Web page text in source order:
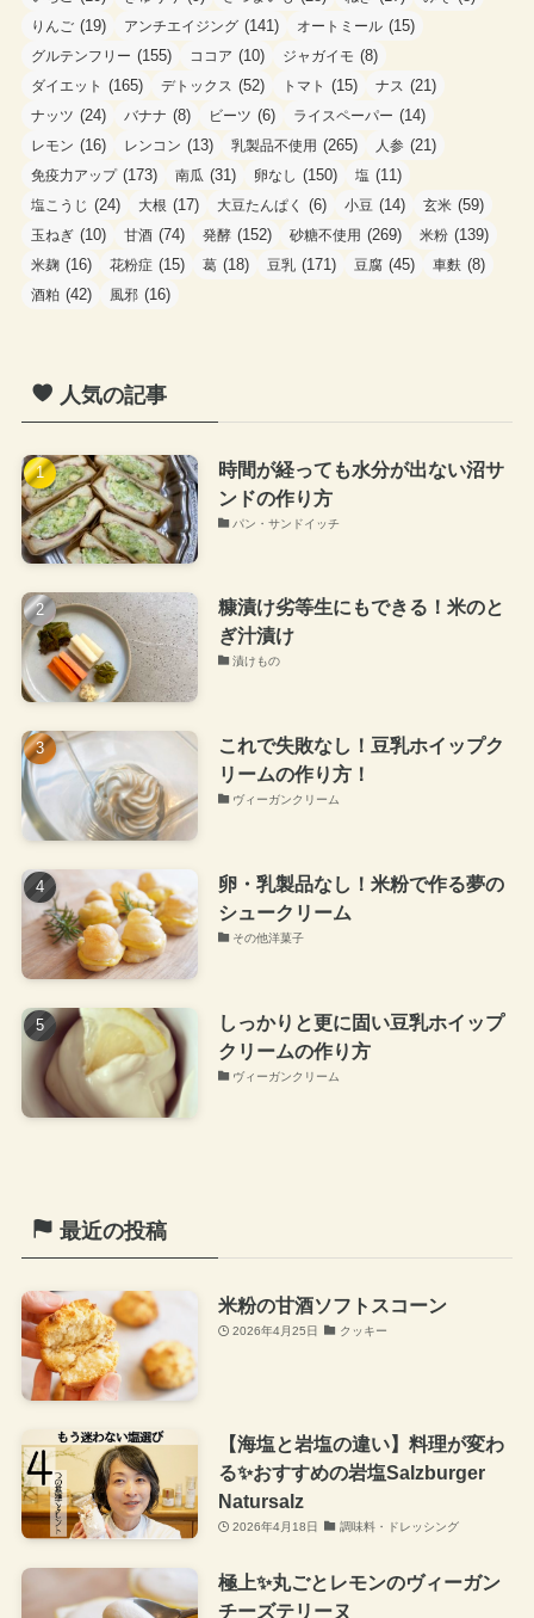
りんご (19) アンチエイジング (141) オートミール (15)
グルテンフリー (155) ココア (10) ジャガイモ (8)
ダイエット (165) デトックス (52) トマト (15) ナス (21)
ナッツ (24) バナナ (8) ビーツ (6) ライスペーパー (14)
レモン (16) レンコン (13) 乳製品不使用 (265) 人参 (21)
免疫力アップ(173) 南瓜 (31) 卵なし (150) 塩 (11)
塩こうじ (24) 大根 (17) 大豆たんぱく (6) 小豆 (14) 玄米 (59)
玉ねぎ (10) 甘酒 (74) 発酵 (152) 砂糖不使用 (269) 米粉 (139)
米麹 (16) 花粉症 (15) 葛 (18) 豆乳 (171) 豆腐 (45) 車麩 (8)
酒粕 (42) 風邪 (16)
人気の記事
時間が経っても水分が出ない沼サ
ンドの作り方
パン・サンドイッチ
糠漬け劣等生にもできる！米のと
ぎ汁漬け
漬けもの
これで失敗なし！豆乳ホイップク
リームの作り方！
ヴィーガンクリーム
卵・乳製品なし！米粉で作る夢の
シュークリーム
その他洋菓子
しっかりと更に固い豆乳ホイップ
クリームの作り方
ヴィーガンクリーム
最近の投稿
米粉の甘酒ソフトスコーン
2026年4月25日 クッキー
【海塩と岩塩の違い】料理が変わ
る✨おすすめの岩塩Salzburger
Natursalz
2026年4月18日 調味料・ドレッシング
極上✨丸ごとレモンのヴィーガン
チーズテリーヌ